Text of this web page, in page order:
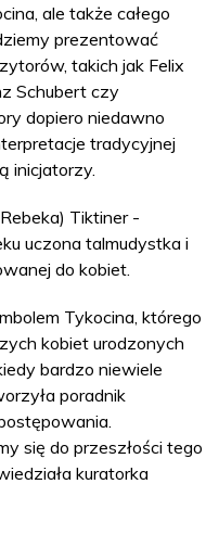
ale także całego
prezentować
takich jak Felix
Schubert czy
dopiero niedawno
tradycyjnej
inicjatorzy.
Tiktiner -
uczona talmudystka i
do kobiet.
Tykocina, którego
kobiet urodzonych
bardzo niewiele
poradnik
się do przeszłości tego
kuratorka